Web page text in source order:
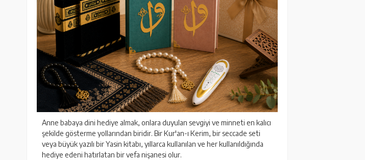
Anne babaya dini hediye almak, onlara duyulan sevgiyi ve minneti en kalıcı
şekilde gösterme yollarından biridir. Bir Kur'an-ı Kerim, bir seccade seti
veya büyük yazılı bir Yasin kitabı, yıllarca kullanılan ve her kullanıldığında
hediye edeni hatırlatan bir vefa nişanesi olur.